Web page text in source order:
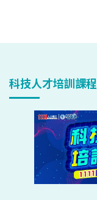
科技人才培訓課程